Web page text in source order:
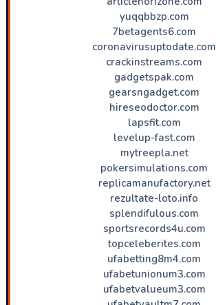
yuqqbbzp.com
7betagents6.com
coronavirusuptodate.com
crackinstreams.com
gadgetspak.com
gearsngadget.com
hireseodoctor.com
lapsfit.com
levelup-fast.com
mytreepla.net
pokersimulations.com
replicamanufactory.net
rezultate-loto.info
splendifulous.com
sportsrecords4u.com
topceleberites.com
ufabetting8m4.com
ufabetunionum3.com
ufabetvalueum3.com